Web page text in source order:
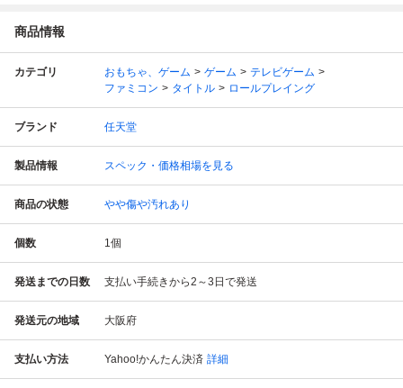
商品情報
カテゴリ おもちゃ、ゲーム ゲーム
テレビゲーム
ファミコン
タイトル ロールプレイング
ブランド 任天堂
製品情報 スペック・価格相場を見る
商品の状態 やや傷や汚れあり
個数 1個
発送までの日数 支払い手続きから2～3日で発送
発送元の地域 大阪府
支払い方法 Yahoo!かんたん決済 詳細